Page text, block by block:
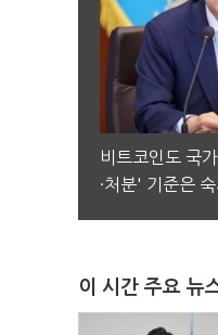
비트코인도 국
·처분' 기준은 숙
이 시간 주요 뉴